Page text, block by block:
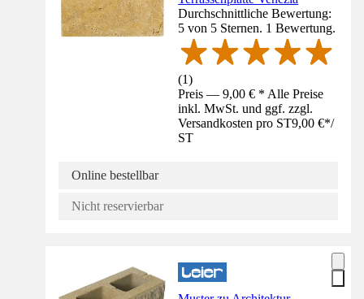
Durchschnittliche Bewertung:
5 von 5 Sternen. 1 Bewertung.
(1)
Preis — 9,00 € * Alle Preise
inkl. MwSt. und ggf. zzgl.
Versandkosten pro ST9,00 €*/
ST
Online bestellbar
Nicht reservierbar